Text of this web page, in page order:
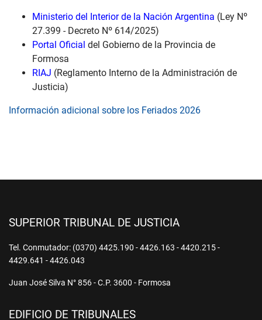
Ministerio del Interior de la Nación Argentina (Ley Nº
27.399 - Decreto Nº 614/2025)
Portal Oficial del Gobierno de la Provincia de
Formosa
RIAJ (Reglamento Interno de la Administración de
Justicia)
Información adicional sobre los Feriados 2026
SUPERIOR TRIBUNAL DE JUSTICIA
Tel. Conmutador: (0370) 4425.190 - 4426.163 - 4420.215 -
4429.641 - 4426.043
Juan José Silva N° 856 - C.P. 3600 - Formosa
EDIFICIO DE TRIBUNALES